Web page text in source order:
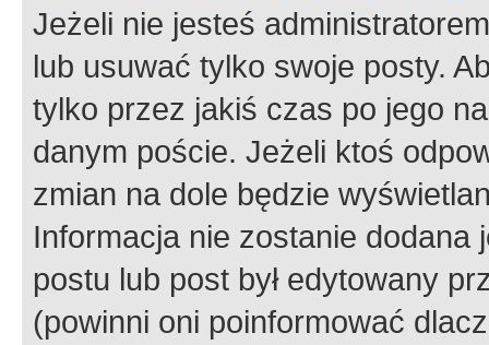
Jeżeli nie jesteś
lub usuwać tylko swoje posty.
tylko przez jakiś czas po jego
danym poście. Jeżeli ktoś
zmian na dole będzie
Informacja nie zostanie dodana
postu lub post był edytowany
(powinni oni poinformować